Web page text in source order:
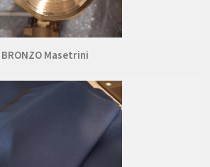
Masetrini